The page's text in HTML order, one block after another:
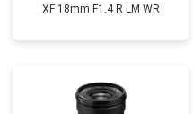
XF 18mm F1.4 R LM WR